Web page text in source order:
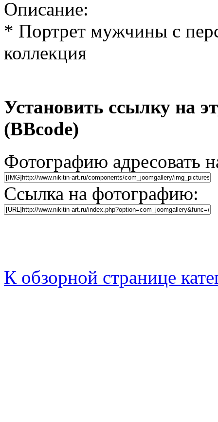
Описание:
* Портрет мужчины с
коллекция
Установить ссылку на
(BBcode)
Фотографию адресовать
Ссылка на фотографию:
К обзорной странице